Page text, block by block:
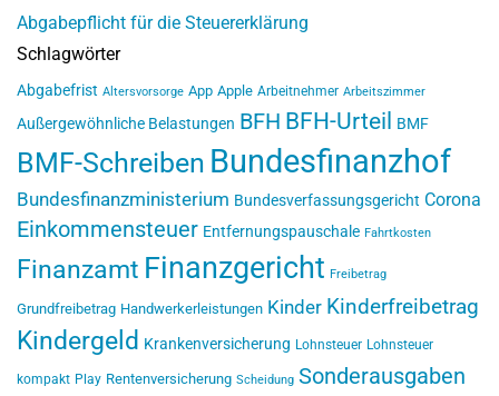
Abgabepflicht für die Steuererklärung
Schlagwörter
Abgabefrist Altersvorsorge App Apple Arbeitnehmer Arbeitszimmer
Außergewöhnliche Belastungen BFH BFH-Urteil BMF
BMF-Schreiben Bundesfinanzhof
Bundesfinanzministerium Bundesverfassungsgericht Corona
Einkommensteuer Entfernungspauschale Fahrtkosten
Finanzamt Finanzgericht Freibetrag
Grundfreibetrag Handwerkerleistungen Kinder Kinderfreibetrag
Kindergeld Krankenversicherung Lohnsteuer Lohnsteuer
kompakt Play Rentenversicherung Scheidung Sonderausgaben